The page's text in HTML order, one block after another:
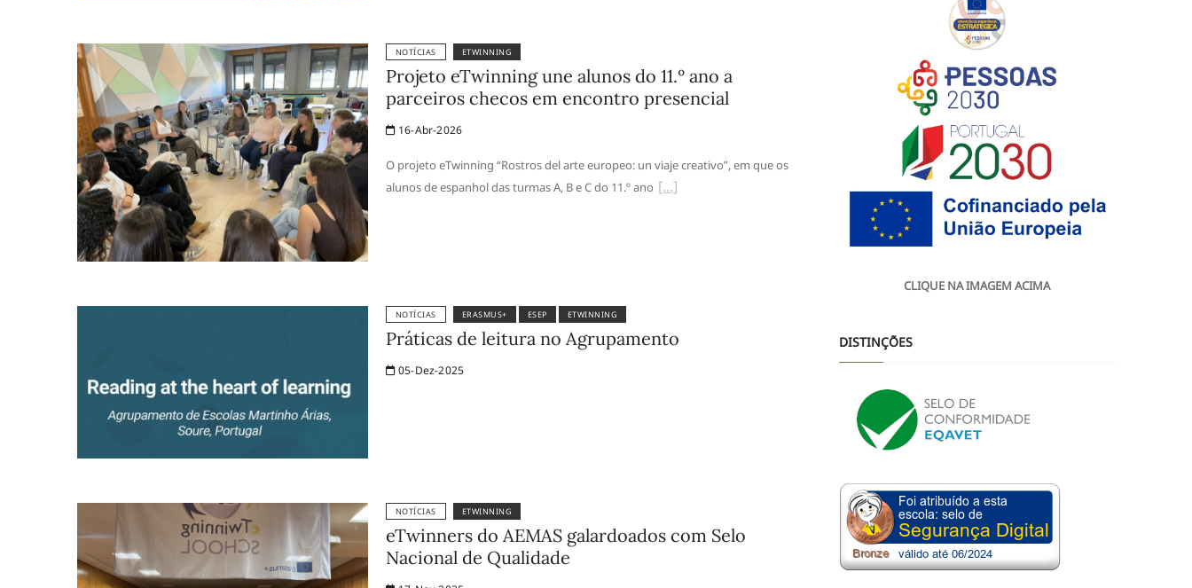
NOTÍCIAS ETWINNING
Projeto eTwinning une alunos do 11.º ano a
parceiros checos em encontro presencial
16-Abr-2026
O projeto eTwinning “Rostros del arte europeo: un viaje creativo”, em que os
alunos de espanhol das turmas A, B e C do 11.º ano
NOTÍCIAS ERASMUS+ ESEP ETWINNING
Práticas de leitura no Agrupamento
05-Dez-2025
NOTÍCIAS ETWINNING
eTwinners do AEMAS galardoados com Selo
Nacional de Qualidade
CLIQUE NA IMAGEM ACIMA
DISTINÇÕES